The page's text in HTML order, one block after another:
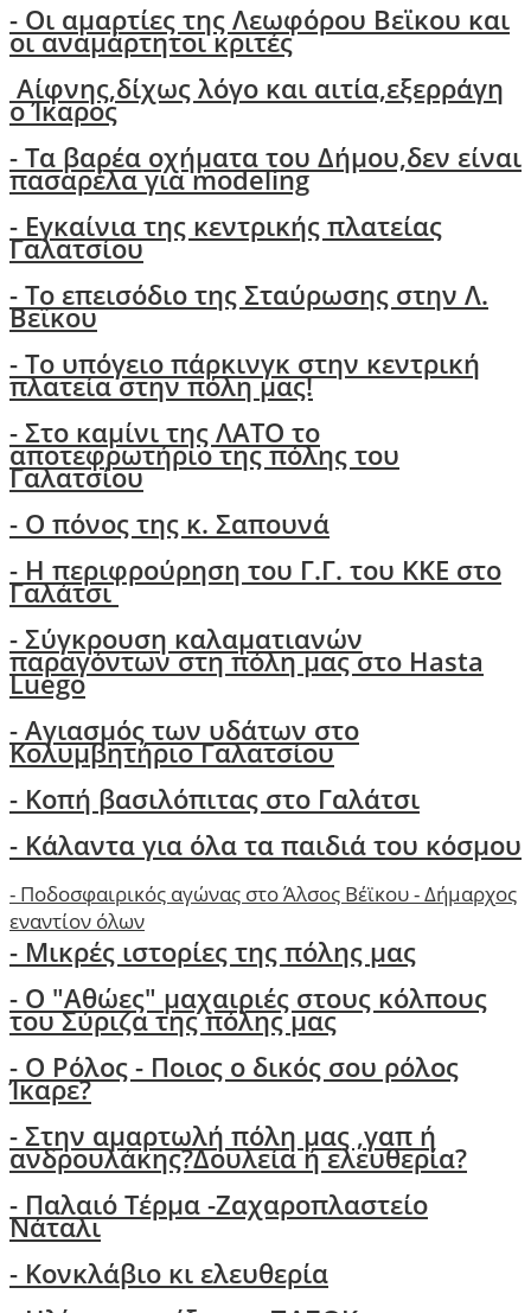
- Οι αμαρτίες της Λεωφόρου Βεϊκου και
οι αναμάρτητοι κριτές
Αίφνης,δίχως λόγο και αιτία,εξερράγη
ο Ίκαρος
- Tα βαρέα οχήματα του Δήμου,δεν είναι
πασαρέλα για modeling
- Εγκαίνια της κεντρικής πλατείας
Γαλατσίου
- Το επεισόδιο της Σταύρωσης στην Λ.
Βεϊκου
- Το υπόγειο πάρκινγκ στην κεντρική
πλατεία στην πόλη μας!
- Στο καμίνι της ΛΑΤΟ το
αποτεφρωτήριο της πόλης του
Γαλατσίου
- Ο πόνος της κ. Σαπουνά
- H περιφρούρηση του Γ.Γ. του ΚΚΕ στο
Γαλάτσι
-Σύγκρουση καλαματιανών
παραγόντων στη πόλη μας στο Hasta
Luego
- Αγιασμός των υδάτων στο
Κολυμβητήριο Γαλατσίου
- Κοπή βασιλόπιτας στο Γαλάτσι
- Κάλαντα για όλα τα παιδιά του κόσμου
- Ποδοσφαιρικός αγώνας στο Άλσος Βέϊκου - Δήμαρχος
εναντίον όλων
- Μικρές ιστορίες της πόλης μας
- Ο "Αθώες" μαχαιριές στους κόλπους
του Σύριζα της πόλης μας
- Ο Ρόλος - Ποιος ο δικός σου ρόλος
Ίκαρε?
- Στην αμαρτωλή πόλη μας ,γαπ ή
ανδρουλάκης?Δουλεία ή ελευθερία?
- Παλαιό Τέρμα -Ζαχαροπλαστείο
Νάταλι
- Κονκλάβιο κι ελευθερία